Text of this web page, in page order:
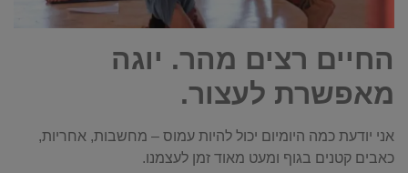
החיים רצים מהר. יוגה
מאפשרת לעצור.
אני יודעת כמה היומיום יכול להיות עמוס – מחשבות, אחריות,
כאבים קטנים בגוף ומעט מאוד זמן לעצמנו.